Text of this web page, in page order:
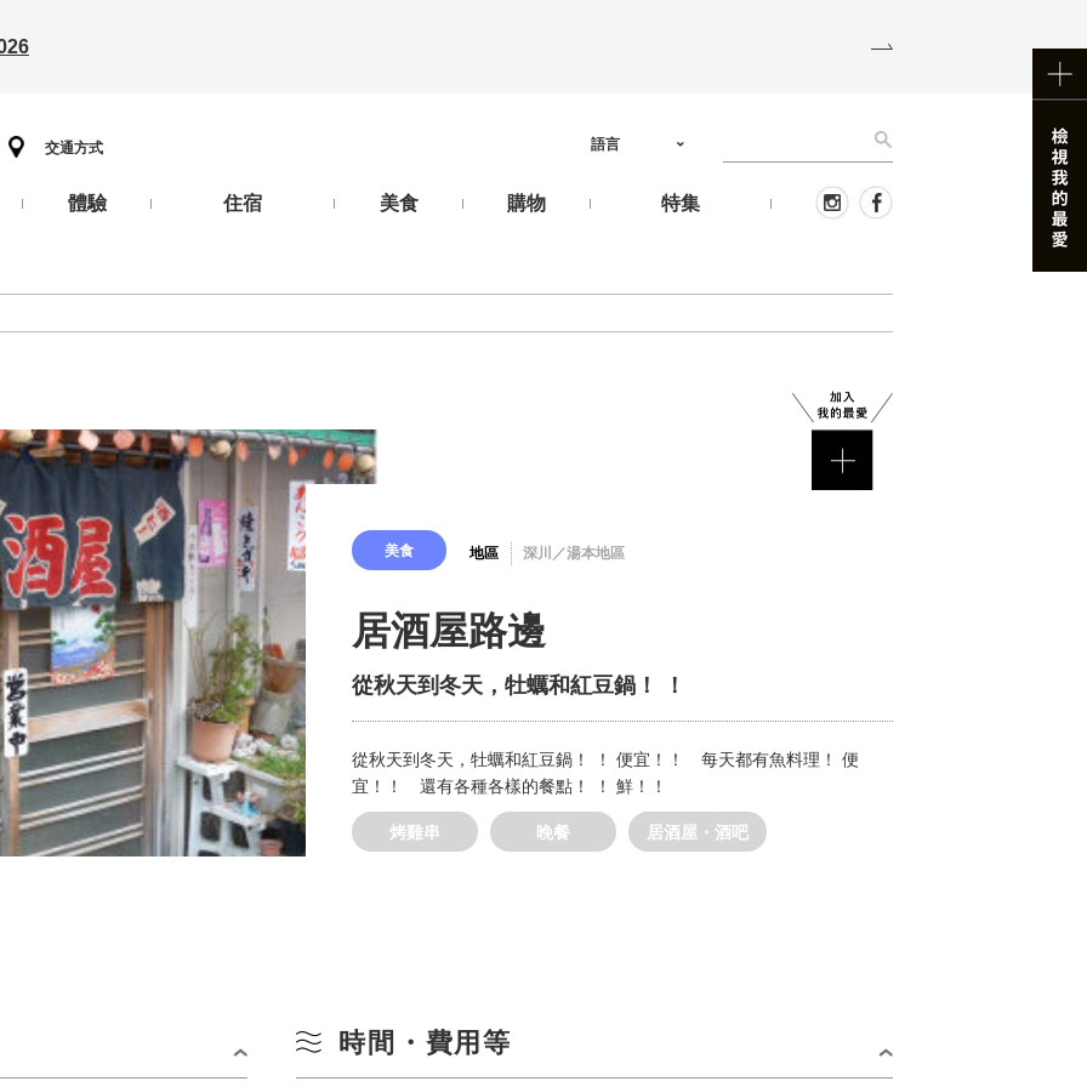
交通方式
體驗 住宿 美食 購物 特集
語言
美食 地區 深川／湯本地區
居酒屋路邊
從秋天到冬天，牡蠣和紅豆鍋！ ！
從秋天到冬天，牡蠣和紅豆鍋！ ！ 便宜！！ 每天都有魚料理！ 便
宜！！ 還有各種各樣的餐點！ ！ 鮮！！
烤雞串 晚餐 居酒屋・酒吧
時間・費用等